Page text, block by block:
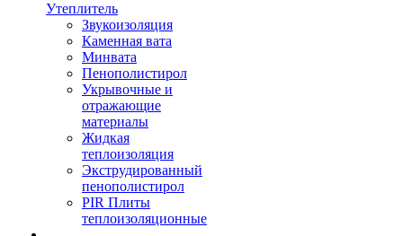
Утеплитель
Звукоизоляция
Каменная вата
Минвата
Пенополистирол
Укрывочные и
отражающие
материалы
Жидкая
теплоизоляция
Экструдированный
пенополистирол
PIR Плиты
теплоизоляционные